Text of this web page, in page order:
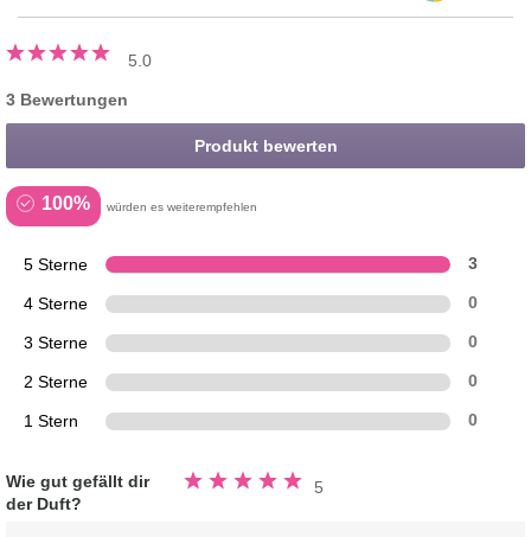
5.0
3 Bewertungen
Produkt bewerten
100% würden es weiterempfehlen
5 Sterne 3
4 Sterne 0
3 Sterne 0
2 Sterne 0
1 Stern 0
Wie gut gefällt dir
der Duft?
5
Bewertung
5.0